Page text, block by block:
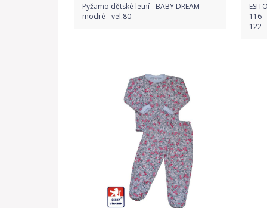
Pyžamo dětské letní - BABY DREAM
modré - vel.80
Detail produktu
116
122